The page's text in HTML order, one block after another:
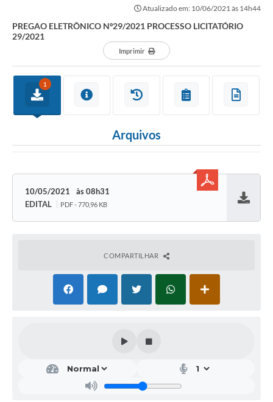
Atualizado em: 10/06/2021 às 14h44
PREGAO ELETRÔNICO Nº29/2021 PROCESSO LICITATÓRIO
29/2021
Imprimir
1
Arquivos
10/05/2021
08h31
EDITAL
PDF - 770,96 KB
COMPARTILHAR